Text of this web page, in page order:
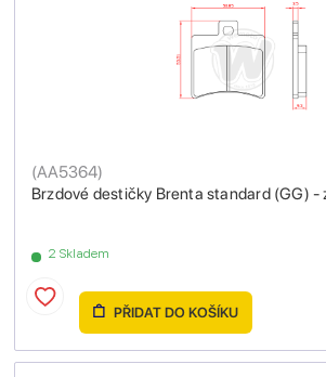
Brzdové destičky Brenta standard (GG) -
(AA5364)
2 Skladem
PŘIDAT DO KOŠÍKU